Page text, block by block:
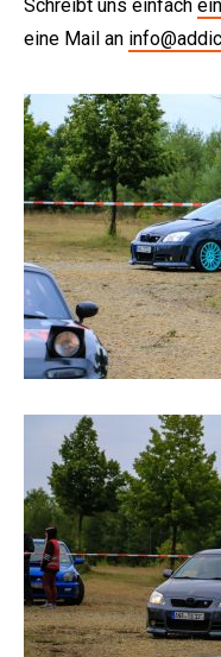
Schreibt uns einfach
eine Mail an